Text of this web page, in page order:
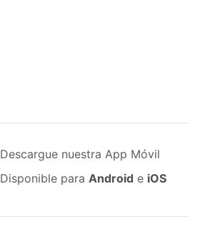
Descargue nuestra App Móvil
Disponible para Android e iOS